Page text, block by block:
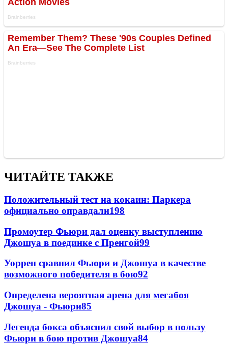
ЧИТАЙТЕ ТАКЖЕ
Положительный тест на кокаин: Паркера
официально оправдали198
Промоутер Фьюри дал оценку выступлению
Джошуа в поединке с Пренгой99
Уоррен сравнил Фьюри и Джошуа в качестве
возможного победителя в бою92
Определена вероятная арена для мегабоя
Джошуа - Фьюри85
Легенда бокса объяснил свой выбор в пользу
Фьюри в бою против Джошуа84